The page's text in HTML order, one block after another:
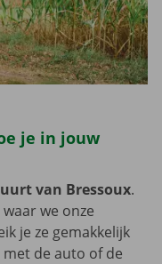
je in jouw
van Bressoux.
we onze
je ze gemakkelijk
de auto of de